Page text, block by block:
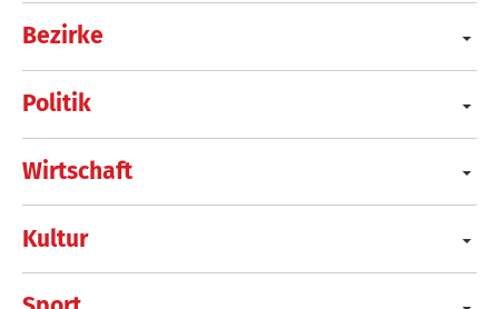
Bezirke
Politik
Wirtschaft
Kultur